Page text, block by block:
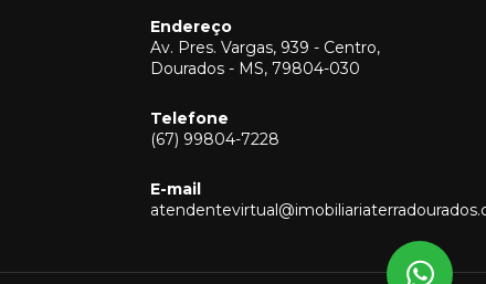
Endereço
Av. Pres. Vargas, 939 - Centro,
Dourados - MS, 79804-030
Telefone
(67) 99804-7228
E-mail
Captação